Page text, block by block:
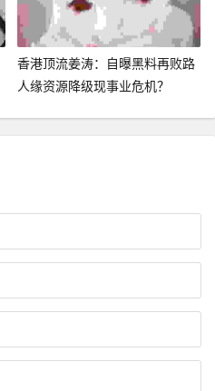
香港顶流姜涛：自曝黑料再败路
人缘资源降级现事业危机？